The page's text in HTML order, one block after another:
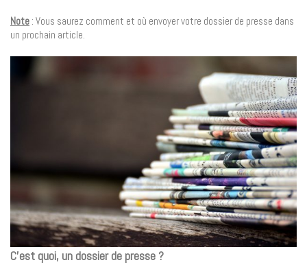
Note : Vous saurez comment et où envoyer votre dossier de presse dans
un prochain article.
C’est quoi, un dossier de presse ?